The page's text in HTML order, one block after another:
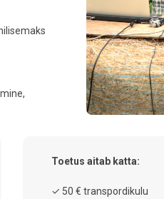
Toetus aitab katta:
✓ 50 € transpordikulu